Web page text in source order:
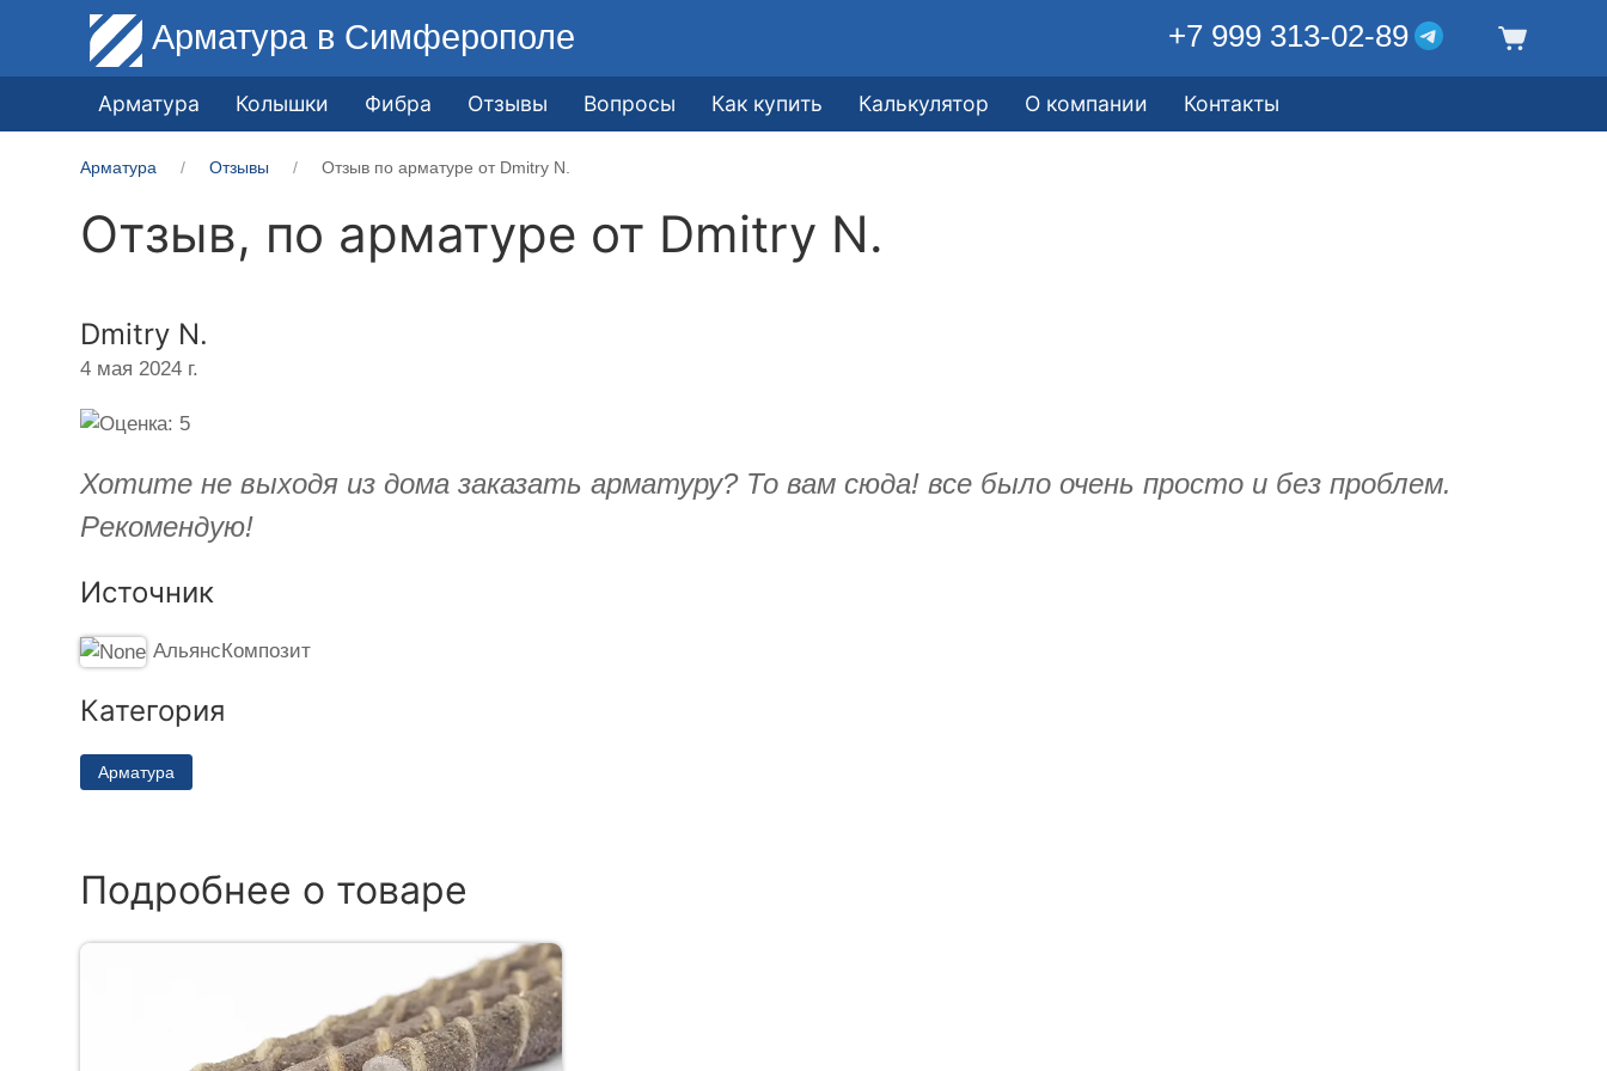
Арматура в Симферополе +7 999 313-02-89
Арматура Колышки Фибра Отзывы Вопросы Как купить Калькулятор О компании Контакты
Арматура Отзывы Отзыв по арматуре от ​Dmitry N.
Отзыв, по арматуре от ​Dmitry N.
​Dmitry N.
4 мая 2024 г.
Хотите не выходя из дома заказать арматуру? То вам сюда! все было очень просто и без проблем.
Рекомендую!
Источник
АльянсКомпозит
Категория
Арматура
Подробнее о товаре